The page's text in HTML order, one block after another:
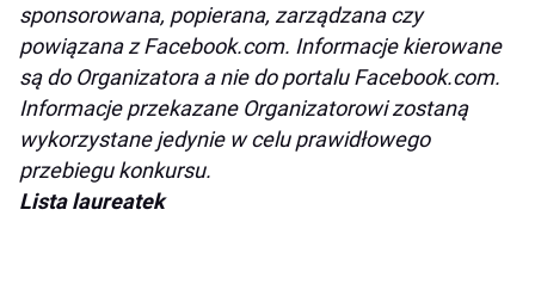
sponsorowana, popierana, zarządzana czy
powiązana z Facebook.com. Informacje kierowane
są do Organizatora a nie do portalu Facebook.com.
Informacje przekazane Organizatorowi zostaną
wykorzystane jedynie w celu prawidłowego
przebiegu konkursu.
Lista laureatek